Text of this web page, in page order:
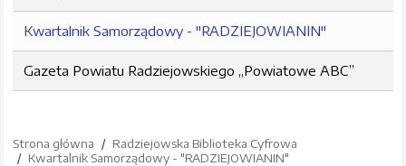
Kwartalnik Samorządowy - "RADZIEJOWIANIN"
Gazeta Powiatu Radziejowskiego „Powiatowe ABC”
Strona główna
Radziejowska Biblioteka Cyfrowa
Kwartalnik Samorządowy - "RADZIEJOWIANIN"